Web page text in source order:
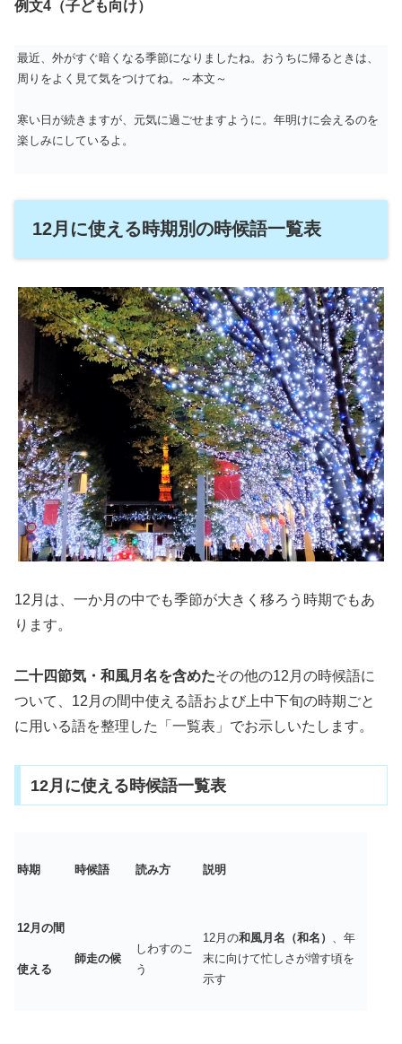
例文4（子ども向け）
最近、外がすぐ暗くなる季節になりましたね。おうちに帰るときは、
周りをよく見て気をつけてね。～本文～
寒い日が続きますが、元気に過ごせますように。年明けに会えるのを
楽しみにしているよ。
12月に使える時期別の時候語一覧表
12月は、一か月の中でも季節が大きく移ろう時期でもあ
ります。
二十四節気・和風月名を含めたその他の12月の時候語に
ついて、12月の間中使える語および上中下旬の時期ごと
に用いる語を整理した「一覧表」でお示しいたします。
12月に使える時候語一覧表
時期 時候語 読み方 説明
12月の間
使える
師走の候
しわすのこ
う
12月の和風月名（和名）
、年
末に向けて忙しさが増す頃を
示す